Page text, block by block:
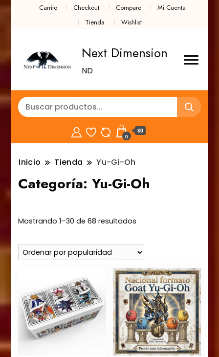
Carrito Checkout Compare
Mi Cuenta
Tienda
Wishlist
Next Dimension
ND
0
$0
Inicio Tienda Yu-Gi-Oh
Categoría:Yu-Gi-Oh
Mostrando 1–30 de 68 resultados
popularidad